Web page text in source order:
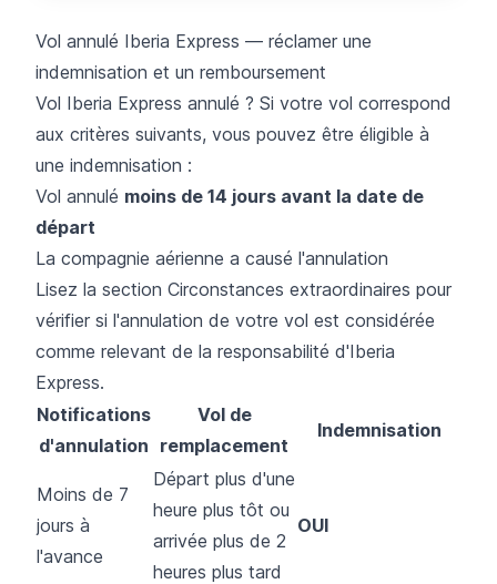
Vol annulé Iberia Express — réclamer une
indemnisation et un remboursement
Vol Iberia Express annulé ? Si votre vol correspond
aux critères suivants, vous pouvez être éligible à
une indemnisation :
Vol annulé moins de 14 jours avant la date de
départ
La compagnie aérienne a causé l'annulation
Lisez la section Circonstances extraordinaires pour
vérifier si l'annulation de votre vol est considérée
comme relevant de la responsabilité d'Iberia
Express.
Notifications
d'annulation
Vol de
remplacement
Indemnisation
Moins de 7
jours à
l'avance
Départ plus d'une
heure plus tôt ou
arrivée plus de 2
heures plus tard
OUI